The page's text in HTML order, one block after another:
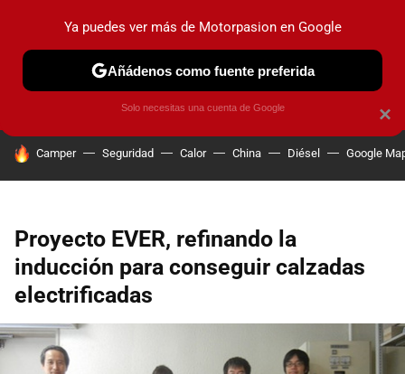
PRUEBAS COCHES ELÉCTRICOS OBSERVATORIO
HOY SE HABLA DE
Camper Seguridad Calor China Diésel Google
Proyecto EVER, refinando la
inducción para conseguir calzadas
electrificadas
×
Ya puedes ver más de Motorpasion en Google
Añádenos como fuente preferida
Solo necesitas una cuenta de Google